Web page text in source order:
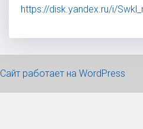
https://disk.yandex.ru/i/
Сайт работает на WordPress